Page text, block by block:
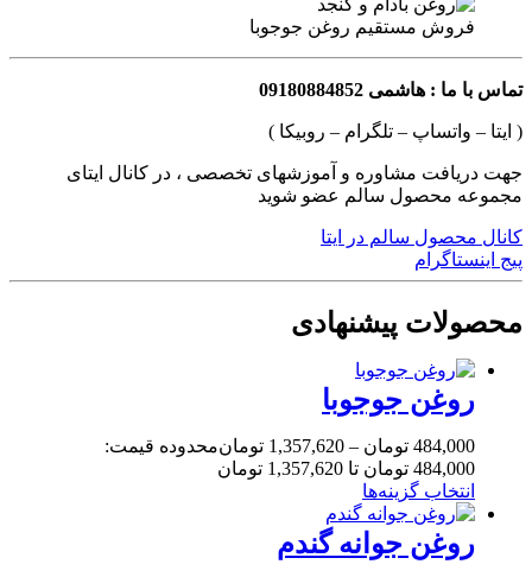
فروش مستقیم روغن جوجوبا
تماس با ما : هاشمی 09180884852
( ایتا – واتساپ – تلگرام – روبیکا )
جهت دریافت مشاوره و آموزشهای تخصصی ، در کانال ایتای
مجموعه محصول سالم عضو شوید
کانال محصول سالم در ایتا
پیج اینستاگرام
محصولات پیشنهادی
روغن جوجوبا
484,000 تومان –
1,357,620 تومانمحدوده قیمت:
484,000 تومان تا 1,357,620 تومان
انتخاب گزینه‌ها
روغن جوانه گندم